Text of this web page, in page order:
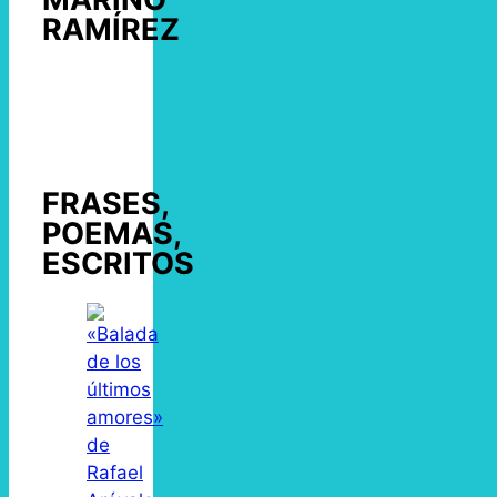
RAMÍREZ
FRASES,
POEMAS,
ESCRITOS